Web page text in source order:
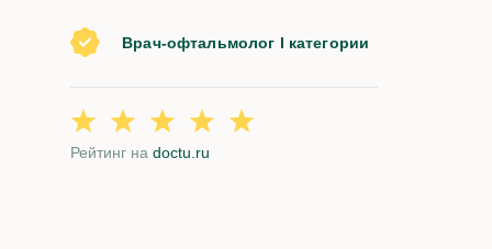
Врач-офтальмолог I категории
Рейтинг на doctu.ru